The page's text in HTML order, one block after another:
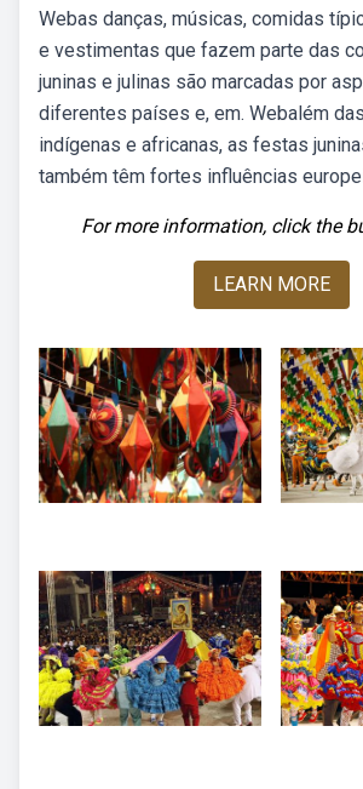
Webas danças, músicas, comidas
e vestimentas que fazem parte das
juninas e julinas são marcadas por
diferentes países e, em. Webalém
indígenas e africanas, as festas
também têm fortes influências
For more information, click the
LEARN MORE